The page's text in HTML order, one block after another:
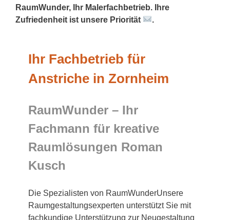
RaumWunder, Ihr Malerfachbetrieb. Ihre
Zufriedenheit ist unsere Priorität
.
Ihr Fachbetrieb für
Anstriche in Zornheim
RaumWunder – Ihr
Fachmann für kreative
Raumlösungen Roman
Kusch
Die Spezialisten von RaumWunderUnsere
Raumgestaltungsexperten unterstützt Sie mit
fachkundige Unterstützung zur Neugestaltung